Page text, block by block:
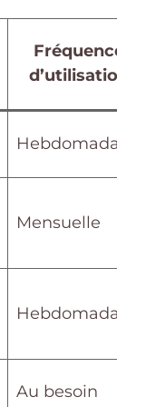
Fréquence
d’utilisation
Hebdomadaire
Mensuelle
Hebdomadaire
Au besoin